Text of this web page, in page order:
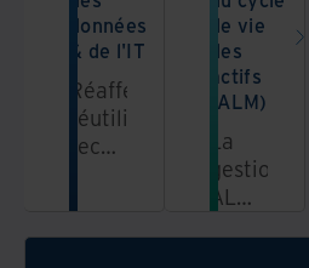
données
& de l'IT
Réaffectez,
réutilisez,
recyclez
recommercialisez
de vie
des
actifs
(ALM)
La
gestion
ALM